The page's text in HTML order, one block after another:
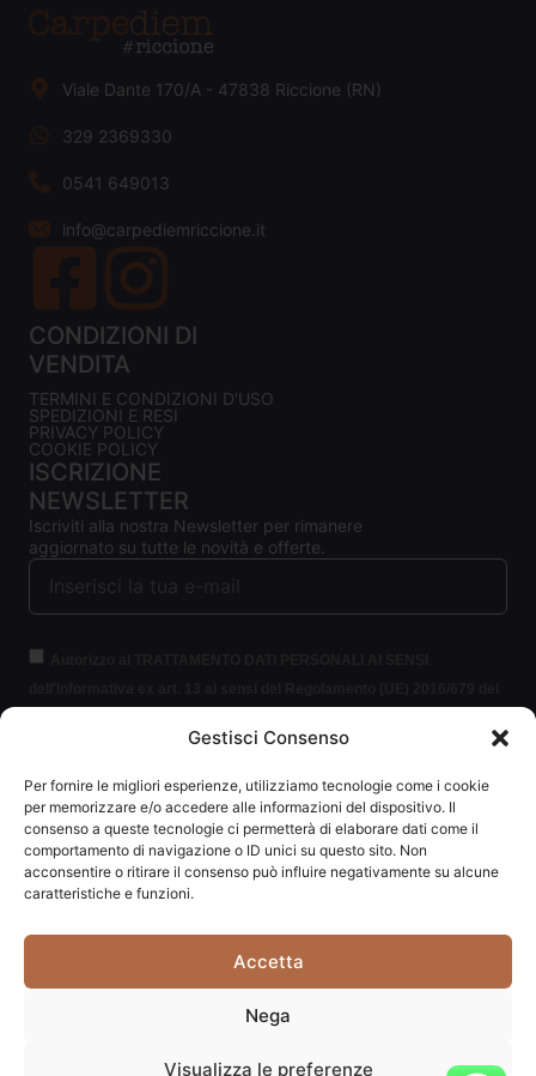
Gestisci Consenso
Per fornire le migliori esperienze, utilizziamo tecnologie come i cookie
per memorizzare e/o accedere alle informazioni del dispositivo. Il
consenso a queste tecnologie ci permetterà di elaborare dati come il
comportamento di navigazione o ID unici su questo sito. Non
acconsentire o ritirare il consenso può influire negativamente su alcune
caratteristiche e funzioni.
Accetta
Nega
Visualizza le preferenze
Viale Dante 170/A - 47838 Riccione (RN)
329 2369330
0541 649013
info@carpediemriccione.it
CONDIZIONI DI
VENDITA
TERMINI E CONDIZIONI D'USO
SPEDIZIONI E RESI
PRIVACY POLICY
COOKIE POLICY
ISCRIZIONE
NEWSLETTER
Iscriviti alla nostra Newsletter per rimanere
aggiornato su tutte le novità e offerte.
protezione delle persone fisiche con riguardo al trattamento dei dati
informazioni.
ISCRIVITI ALLA NEWSLETTER
Carpediem di Traversa Monia | P.IVA: 03415840408 | REA: